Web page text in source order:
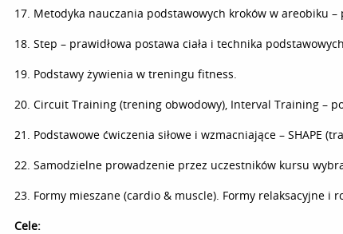
17. Metodyka nauczania podstawowych kroków w areobiku
18. Step – prawidłowa postawa ciała i technika
19. Podstawy żywienia w treningu fitness.
20. Circuit Training (trening obwodowy), Interval Training –
21. Podstawowe ćwiczenia siłowe i wzmacniające – SHAPE
22. Samodzielne prowadzenie przez uczestników kursu
23. Formy mieszane (cardio & muscle). Formy relaksacyjne i
Cele: